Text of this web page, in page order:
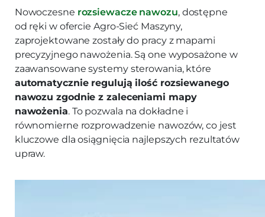
Nowoczesne rozsiewacze nawozu, dostępne
od ręki w ofercie Agro-Sieć Maszyny,
zaprojektowane zostały do pracy z mapami
precyzyjnego nawożenia. Są one wyposażone w
zaawansowane systemy sterowania, które
automatycznie regulują ilość rozsiewanego
nawozu zgodnie z zaleceniami mapy
nawożenia. To pozwala na dokładne i
równomierne rozprowadzenie nawozów, co jest
kluczowe dla osiągnięcia najlepszych rezultatów
upraw.